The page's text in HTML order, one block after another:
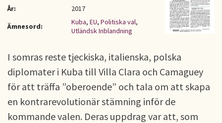
År:
2017
Ämnesord:
Kuba, EU, Politiska val,
Utländsk Inblandning
I somras reste tjeckiska, italienska, polska
diplomater i Kuba till Villa Clara och Camaguey
för att träffa ”oberoende” och tala om att skapa
en kontrarevolutionär stämning inför de
kommande valen. Deras uppdrag var att, som